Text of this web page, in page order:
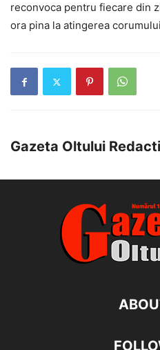
reconvoca pentru fiecare din
ora pina la atingerea
Gazeta Oltului